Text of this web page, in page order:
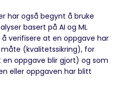
har også begynt å bruke
basert på AI og ML
verifisere at en oppgave har
(kvalitetssikring), for
oppgave blir gjort) og som
eller oppgaven har blitt